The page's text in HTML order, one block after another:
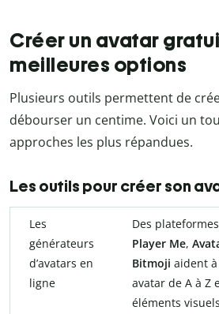
Créer un avatar
meilleures options
Plusieurs outils permettent de
débourser un centime. Voici un
approches les plus répandues.
Les outils pour créer son
Les
générateurs
d’avatars en
ligne
Des
Player Me,
Bitmoji aident
avatar de A à Z
éléments